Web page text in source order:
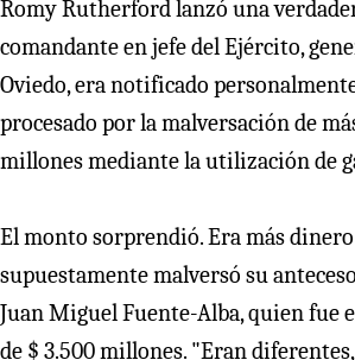
Romy Rutherford lanzó una
comandante en jefe del Ejército,
Oviedo, era notificado
procesado por la malversación de
millones mediante la utilización de
El monto sorprendió. Era más
supuestamente malversó su
Juan Miguel Fuente-Alba, quien fue
de $ 3.500 millones. "Eran